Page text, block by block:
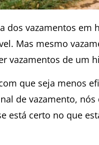
dos vazamentos em
Mas mesmo
vazamentos de um
que seja menos
de vazamento,
está certo no que